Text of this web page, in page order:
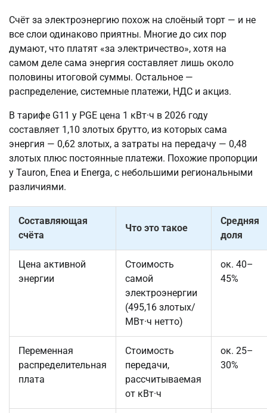
Счёт за электроэнергию похож на слоёный торт — и не
все слои одинаково приятны. Многие до сих пор
думают, что платят «за электричество», хотя на
самом деле сама энергия составляет лишь около
половины итоговой суммы. Остальное —
распределение, системные платежи, НДС и акциз.
В тарифе G11 у PGE цена 1 кВт·ч в 2026 году
составляет 1,10 злотых брутто, из которых сама
энергия — 0,62 злотых, а затраты на передачу — 0,48
злотых плюс постоянные платежи. Похожие пропорции
у Tauron, Enea и Energa, с небольшими региональными
различиями.
Составляющая
счёта
Что это такое
Средняя
доля
Цена активной
энергии
Стоимость
самой
электроэнергии
(495,16 злотых/
МВт·ч нетто)
ок. 40–
45%
Переменная
распределительная
плата
Стоимость
передачи,
рассчитываемая
от кВт·ч
ок. 25–
30%